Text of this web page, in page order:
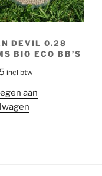
DEVIL 0.28
BIO ECO BB’S
incl btw
aan